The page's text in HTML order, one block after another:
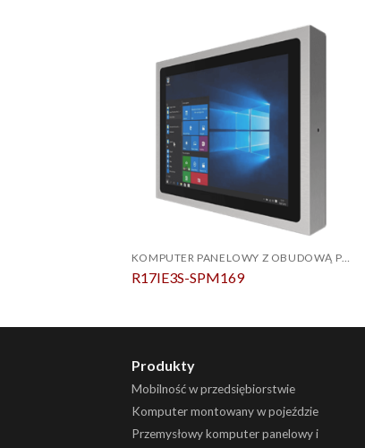
R17IE3S-SPM169
Produkty
Mobilność w przedsiębiorstwie
Komputer montowany w pojeździe
Przemysłowy komputer panelowy i